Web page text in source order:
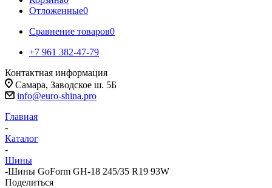
Отложенные0
Сравнение товаров0
+7 961 382-47-79
Контактная информация
Самара, Заводское ш. 5Б
info@euro-shina.pro
Главная
-
Каталог
-
Шины
-Шины GoForm GH-18 245/35 R19 93W
Поделиться